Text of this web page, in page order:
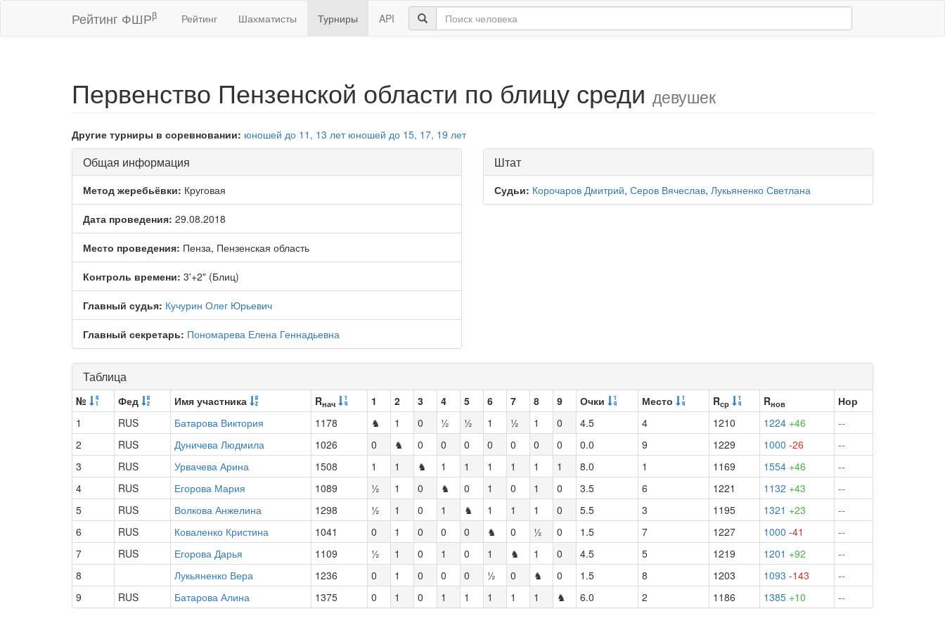
Рейтинг ФШРβ Рейтинг Шахматисты Турниры API
Первенство Пензенской области по блицу среди девушек
Другие турниры в соревновании: юношей до 11, 13 лет юношей до 15, 17, 19 лет
Общая информация
Метод жеребьёвки: Круговая
Дата проведения: 29.08.2018
Место проведения: Пенза, Пензенская область
Контроль времени: 3'+2" (Блиц)
Главный судья: Кучурин Олег Юрьевич
Главный секретарь: Пономарева Елена Геннадьевна
Штат
Судьи: Корочаров Дмитрий, Серов Вячеслав, Лукьяненко Светлана
Таблица
№ Фед Имя участника Rнач 1 2 3 4 5 6 7 8 9 Очки Место Rср Rнов
Нор
1
RUS Батарова Виктория 1178 ♞ 1 0 ½ ½ 1 ½ 1 0 4.5 4 1210 1224 +46
--
2
RUS Дуничева Людмила 1026 0 ♞ 0 0 0 0 0 0 0 0.0 9 1229 1000 -26
--
3
RUS Урвачева Арина 1508 1 1 ♞ 1 1 1 1 1 1 8.0 1 1169 1554 +46
--
4
RUS Егорова Мария 1089 ½ 1 0 ♞ 0 1 0 1 0 3.5 6 1221 1132 +43
--
5
RUS Волкова Анжелина 1298 ½ 1 0 1 ♞ 1 1 1 0 5.5 3 1195 1321 +23
--
6
RUS Коваленко Кристина 1041 0 1 0 0 0 ♞ 0 ½ 0 1.5 7 1227 1000 -41
--
7
RUS Егорова Дарья 1109 ½ 1 0 1 0 1 ♞ 1 0 4.5 5 1219 1201 +92
--
8
Лукьяненко Вера 1236 0 1 0 0 0 ½ 0 ♞ 0 1.5 8 1203 1093 -143
--
9
RUS Батарова Алина 1375 0 1 0 1 1 1 1 1 ♞ 6.0 2 1186 1385 +10 --